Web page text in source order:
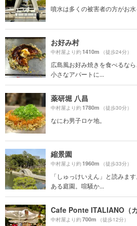
噴水は多くの被害者の方がお水
お好み村
中村屋より約1410m （徒歩24分）
広島風お好み焼きを食べるな
小さなアパートに...
薬研堀 八昌
中村屋より約1780m （徒歩30分）
なにわ男子ロケ地。
縮景園
中村屋より約1960m （徒歩33分）
「しゅっけいえん」と読みま
ある庭園。喧騒か...
中村屋より約700m （徒歩12分）